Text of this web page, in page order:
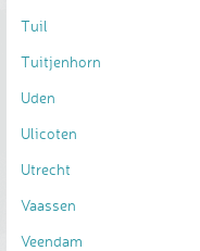
Tuil
Tuitjenhorn
Uden
Ulicoten
Utrecht
Vaassen
Veendam